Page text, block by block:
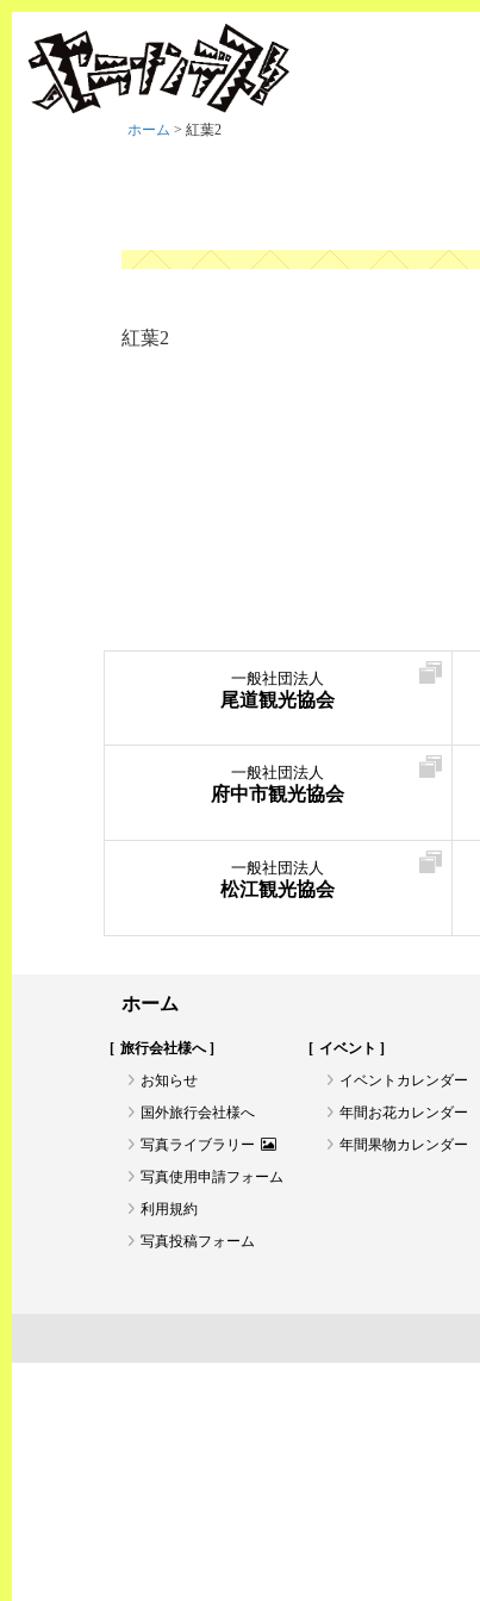
ホーム > 紅葉2
紅葉2
一般社団法人
尾道観光協会
一般社団法人
府中市観光協会
一般社団法人
松江観光協会
ホーム
旅行会社様へ
お知らせ
国外旅行会社様へ
写真ライブラリー
写真使用申請フォーム
利用規約
写真投稿フォーム
イベント
イベントカレンダー
年間お花カレンダー
年間果物カレンダー